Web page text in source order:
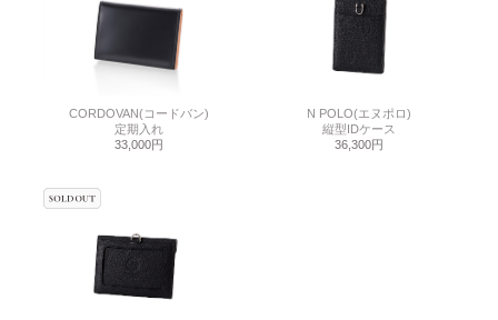
CORDOVAN(コードバン)
定期入れ
33,000円
N POLO(エヌポロ)
縦型IDケース
36,300円